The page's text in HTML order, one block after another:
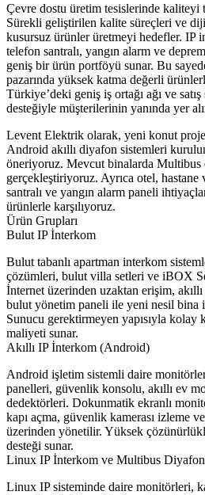
Çevre dostu üretim tesislerinde kaliteyi
Sürekli geliştirilen kalite süreçleri ve
kusursuz ürünler üretmeyi hedefler. IP
telefon santralı, yangın alarm ve
geniş bir ürün portföyü sunar. Bu
pazarında yüksek katma değerli
Türkiye’deki geniş iş ortağı ağı ve
desteğiyle müşterilerinin yanında yer
Levent Elektrik olarak, yeni konut
Android akıllı diyafon sistemleri
öneriyoruz. Mevcut binalarda
gerçekleştiriyoruz. Ayrıca otel, hastane
santralı ve yangın alarm paneli
ürünlerle karşılıyoruz.
Ürün Grupları
Bulut IP İnterkom
Bulut tabanlı apartman interkom
çözümleri, bulut villa setleri ve iBOX
İnternet üzerinden uzaktan erişim,
bulut yönetim paneli ile yeni nesil bina
Sunucu gerektirmeyen yapısıyla kolay
maliyeti sunar.
Akıllı IP İnterkom (Android)
Android işletim sistemli daire
panelleri, güvenlik konsolu, akıllı ev
dedektörleri. Dokunmatik ekranlı
kapı açma, güvenlik kamerası izleme
üzerinden yönetilir. Yüksek
desteği sunar.
Linux IP İnterkom ve Multibus Diyafon
Linux IP sisteminde daire monitörleri,